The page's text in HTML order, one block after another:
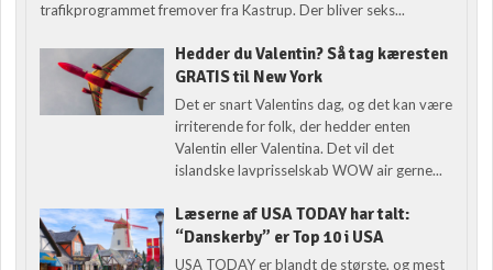
trafikprogrammet fremover fra Kastrup. Der bliver seks...
Hedder du Valentin? Så tag kæresten
GRATIS til New York
Det er snart Valentins dag, og det kan være
irriterende for folk, der hedder enten
Valentin eller Valentina. Det vil det
islandske lavprisselskab WOW air gerne...
Læserne af USA TODAY har talt:
“Danskerby” er Top 10 i USA
USA TODAY er blandt de største, og mest